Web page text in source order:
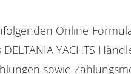
Online-
YACHTS
sowie